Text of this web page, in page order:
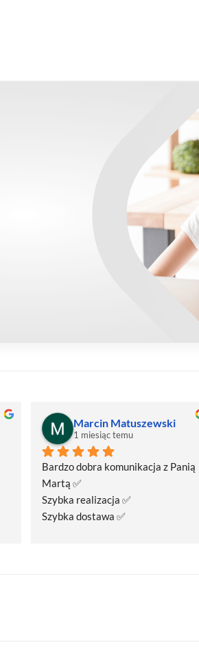
Marcin Matuszewski
1 miesiąc temu
Bardzo dobra komunikacja z Panią
Martą ✅
Szybka realizacja ✅
Szybka dostawa ✅